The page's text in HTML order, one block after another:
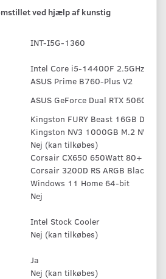
ved hjælp af kunstig
INT-I5G-1360
Intel Core i5-14400F 2.5GHz/
ASUS Prime B760-Plus V2
ASUS GeForce Dual RTX 5060 Ti
Kingston FURY Beast 16GB DDR5
Kingston NV3 1000GB M.2 NVMe
Nej (kan tilkøbes)
Corsair CX650 650Watt 80+
Corsair 3200D RS ARGB Black
Windows 11 Home 64-bit
Nej
Intel Stock Cooler
Nej (kan tilkøbes)
Ja
Nej (kan tilkøbes)